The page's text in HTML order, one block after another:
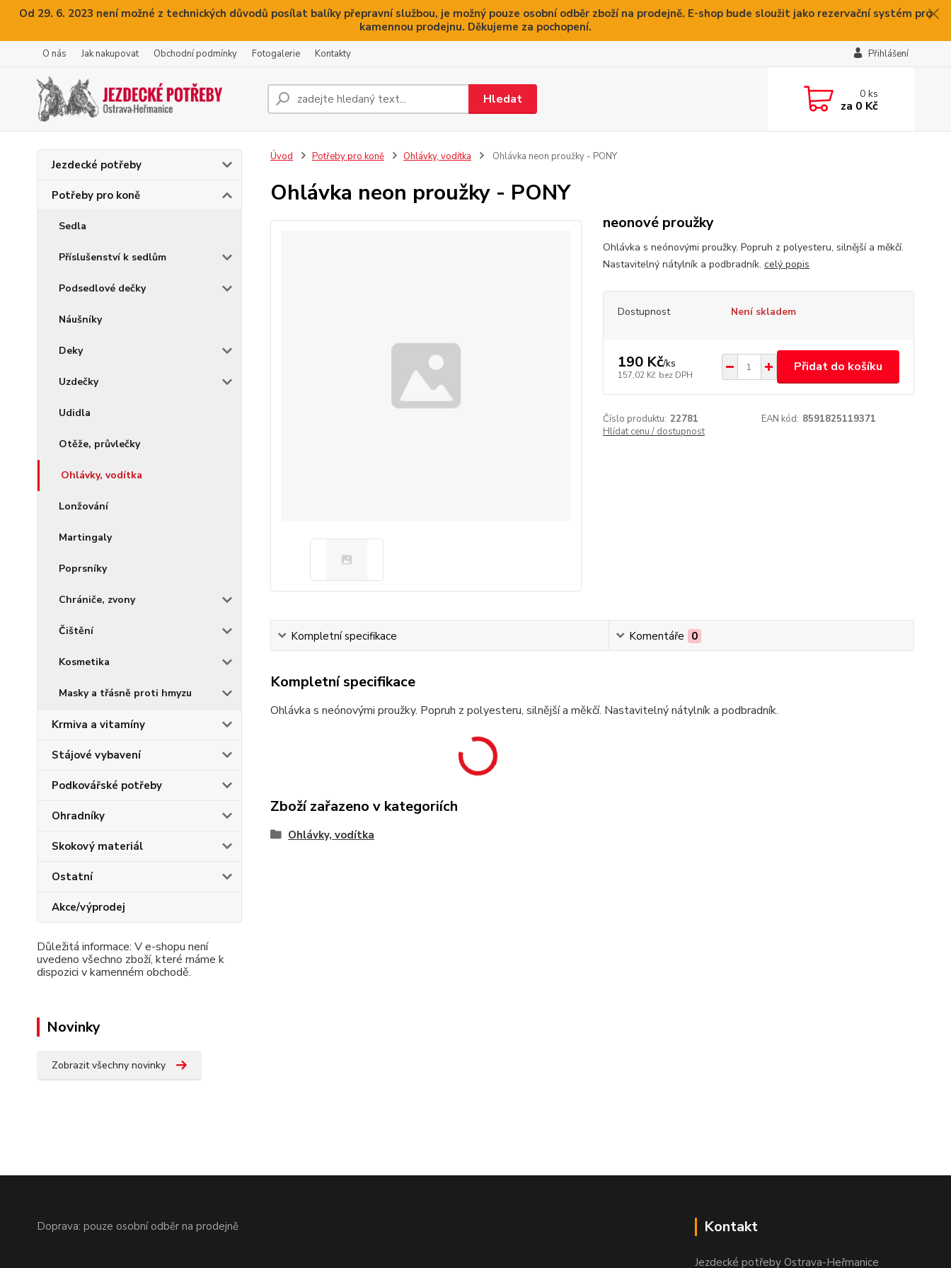
Od 29. 6. 2023 není možné z technických důvodů posílat balíky přepravní službou, je možný pouze osobní odběr zboží na prodejně. E-shop bude sloužit jako rezervační systém pro
kamennou prodejnu. Děkujeme za pochopení.
O nás Jak nakupovat Obchodní podmínky Fotogalerie Kontakty Přihlášení
Hledat 0ks
za 0 Kč
Jezdecké potřeby
Potřeby pro koně
Sedla
Příslušenství k sedlům
Podsedlové dečky
Náušníky
Deky
Uzdečky
Udidla
Otěže, průvlečky
Ohlávky, vodítka
Lonžování
Martingaly
Poprsníky
Chrániče, zvony
Čištění
Kosmetika
Masky a třásně proti hmyzu
Krmiva a vitamíny
Stájové vybavení
Podkovářské potřeby
Ohradníky
Skokový materiál
Ostatní
Akce/výprodej
Důležitá informace: V e-shopu není
uvedeno všechno zboží, které máme k
dispozici v kamenném obchodě.
Novinky
Zobrazit všechny novinky
Úvod Potřeby pro koně Ohlávky, vodítka Ohlávka neon proužky - PONY
Ohlávka neon proužky - PONY
neonové proužky
Ohlávka s neónovými proužky. Popruh z polyesteru, silnější a měkčí.
Nastavitelný nátylník a podbradník. celý popis
Dostupnost Není skladem
190 Kč/ks
157,02 Kč bez DPH
Přidat do košíku
Číslo produktu: 22781 EAN kód: 8591825119371
Hlídat cenu / dostupnost
Kompletní specifikace Komentáře 0
Kompletní specifikace
Ohlávka s neónovými proužky. Popruh z polyesteru, silnější a měkčí. Nastavitelný nátylník a podbradník.
Zboží zařazeno v kategoriích
Ohlávky, vodítka
Doprava: pouze osobní odběr na prodejně Kontakt
Jezdecké potřeby Ostrava-Heřmanice